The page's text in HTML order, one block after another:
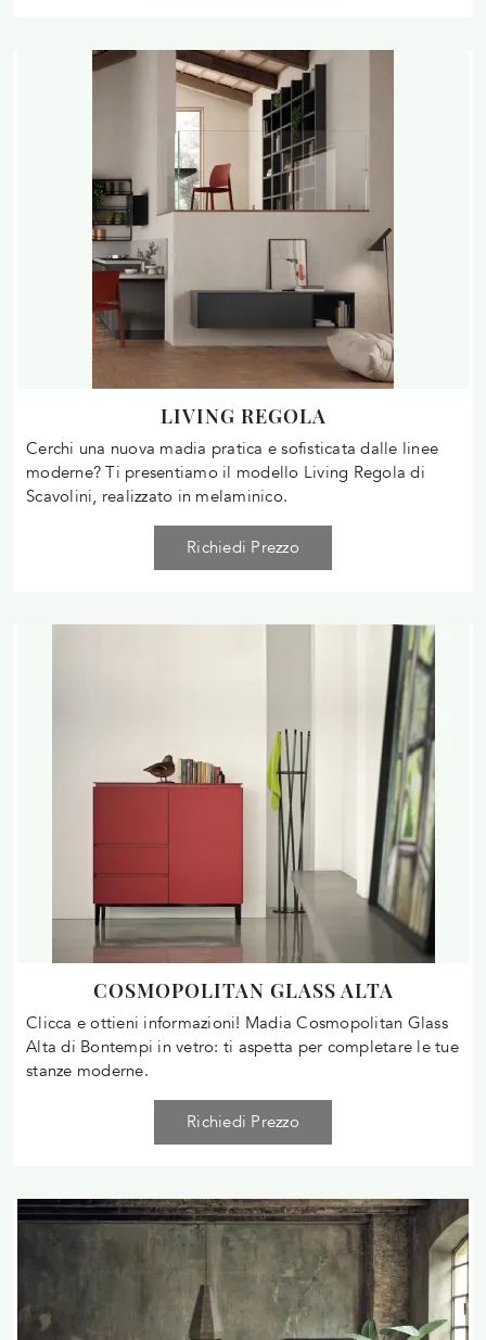
LIVING REGOLA
Cerchi una nuova madia pratica e sofisticata dalle linee
moderne? Ti presentiamo il modello Living Regola di
Scavolini, realizzato in melaminico.
Richiedi Prezzo
COSMOPOLITAN GLASS ALTA
Clicca e ottieni informazioni! Madia Cosmopolitan Glass
Alta di Bontempi in vetro: ti aspetta per completare le tue
stanze moderne.
Richiedi Prezzo